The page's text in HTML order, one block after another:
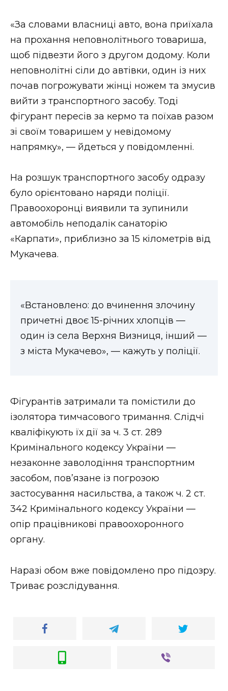
«За словами власниці авто, вона приїхала
на прохання неповнолітнього товариша,
щоб підвезти його з другом додому. Коли
неповнолітні сіли до автівки, один із них
почав погрожувати жінці ножем та змусив
вийти з транспортного засобу. Тоді
фігурант пересів за кермо та поїхав разом
зі своїм товаришем у невідомому
напрямку», — йдеться у повідомленні.
На розшук транспортного засобу одразу
було орієнтовано наряди поліції.
Правоохоронці виявили та зупинили
автомобіль неподалік санаторію
«Карпати», приблизно за 15 кілометрів від
Мукачева.
«Встановлено: до вчинення злочину
причетні двоє 15-річних хлопців —
один із села Верхня Визниця, інший —
з міста Мукачево», — кажуть у поліції.
Фігурантів затримали та помістили до
ізолятора тимчасового тримання. Слідчі
кваліфікують їх дії за ч. 3 ст. 289
Кримінального кодексу України —
незаконне заволодіння транспортним
засобом, повʼязане із погрозою
застосування насильства, а також ч. 2 ст.
342 Кримінального кодексу України —
опір працівникові правоохоронного
органу.
Наразі обом вже повідомлено про підозру.
Триває розслідування.